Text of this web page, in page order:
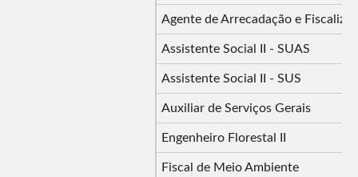
Agente de Arrecadação e
Assistente Social II - SUAS
Assistente Social II - SUS
Auxiliar de Serviços Gerais
Engenheiro Florestal II
Fiscal de Meio Ambiente